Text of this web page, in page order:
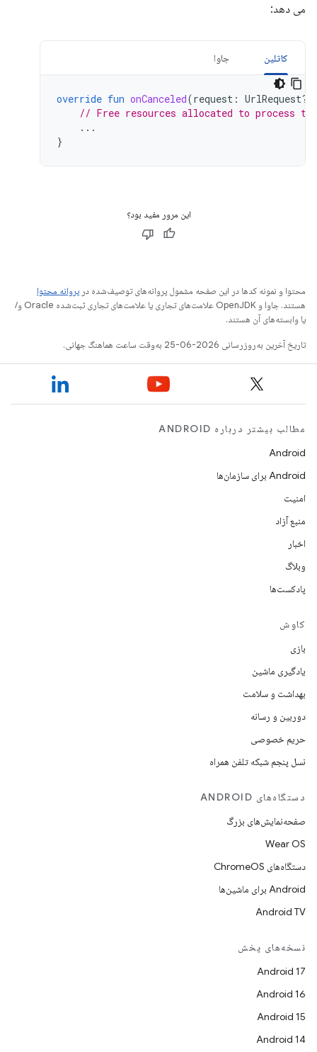
می دهد:
کاتلین جاوا
override fun onCanceled(request : UrlRequest?,
// Free resources allocated to process
...
}
این مرور مفید بود؟
محتوا و نمونه کدها در این صفحه مشمول پروانه‌های توصیف‌شده در پروانه محتوا
هستند. جاوا و OpenJDK علامت‌های تجاری یا علامت‌های تجاری ثبت‌شده Oracle و/
یا وابسته‌های آن هستند.
تاریخ آخرین به‌روزرسانی 2026-06-25 به‌وقت ساعت هماهنگ جهانی.
مطالب بیشتر درباره ANDROID
Android
Android برای سازمان‌ها
امنیت
منبع آزاد
اخبار
وبلاگ
پادکست‌ها
کاوش
بازی
یادگیری ماشین
بهداشت و سلامت
دوربین و رسانه
حریم خصوصی
نسل پنجم شبکه تلفن همراه
دستگاه‌های ANDROID
صفحه‌نمایش‌های بزرگ
Wear OS
دستگاه‌های ChromeOS
Android برای ماشین‌ها
Android TV
نسخه‌های پخش
Android 17
Android 16
Android 15
Android 14